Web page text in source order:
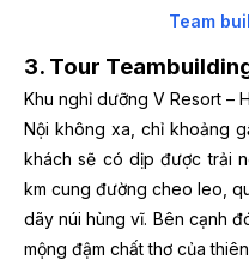
Team
3. Tour
Khu nghỉ dưỡng V Resort –
Nội không xa, chỉ khoảng
khách sẽ có dịp được trải
km cung đường cheo leo,
dãy núi hùng vĩ. Bên cạnh
mộng đậm chất thơ của